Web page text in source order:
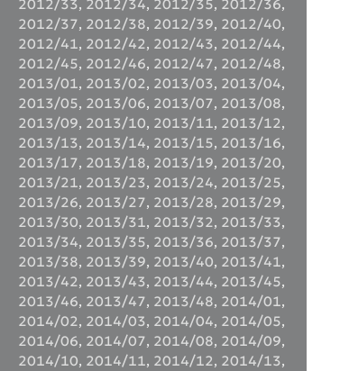
2012/33, 2012/34, 2012/35, 2012/36,
2012/37, 2012/38, 2012/39, 2012/40,
2012/41, 2012/42, 2012/43, 2012/44,
2012/45, 2012/46, 2012/47, 2012/48,
2013/01, 2013/02, 2013/03, 2013/04,
2013/05, 2013/06, 2013/07, 2013/08,
2013/09, 2013/10, 2013/11, 2013/12,
2013/13, 2013/14, 2013/15, 2013/16,
2013/17, 2013/18, 2013/19, 2013/20,
2013/21, 2013/23, 2013/24, 2013/25,
2013/26, 2013/27, 2013/28, 2013/29,
2013/30, 2013/31, 2013/32, 2013/33,
2013/34, 2013/35, 2013/36, 2013/37,
2013/38, 2013/39, 2013/40, 2013/41,
2013/42, 2013/43, 2013/44, 2013/45,
2013/46, 2013/47, 2013/48, 2014/01,
2014/02, 2014/03, 2014/04, 2014/05,
2014/06, 2014/07, 2014/08, 2014/09,
2014/10, 2014/11, 2014/12, 2014/13,